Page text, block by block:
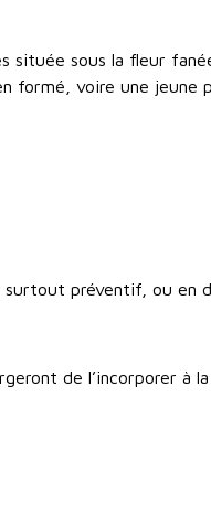
située sous la fleur
formé, voire une
préventif, ou en
de l’incorporer à